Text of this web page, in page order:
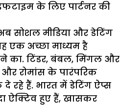
के लिए पार्टनर की
सोशल मीडिया और डेटिंग
एक अच्छा माध्यम है
का. टिंडर, बंबल, मिंगल और
और रोमांस के पारंपरिक
रहे हैं. भारत में डेटिंग ऐप्स
ऐक्टिव हुए हैं, खासकर